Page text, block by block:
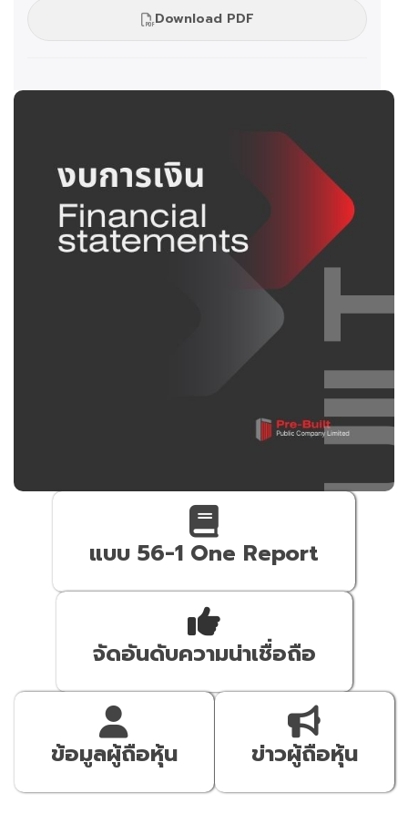
Download PDF
แบบ 56-1 One Report
จัดอันดับความน่าเชื่อถือ
ข้อมูลผู้ถือหุ้น ข่าวผู้ถือหุ้น